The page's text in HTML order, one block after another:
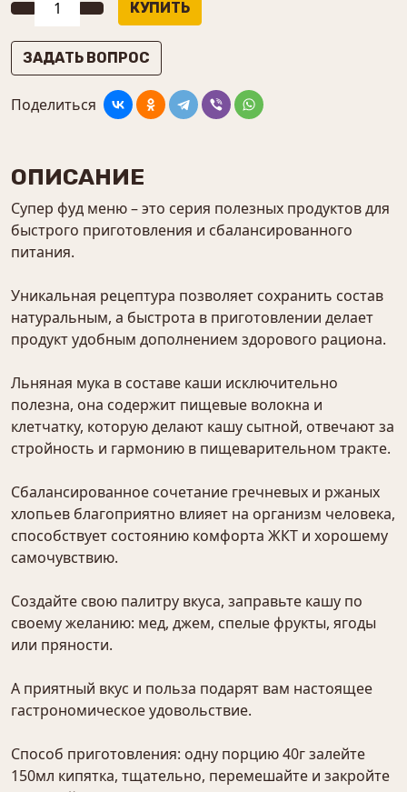
ЗАДАТЬ ВОПРОС
Поделиться
ОПИСАНИЕ
Супер фуд меню – это серия полезных продуктов для
быстрого приготовления и сбалансированного
питания.
Уникальная рецептура позволяет сохранить состав
натуральным, а быстрота в приготовлении делает
продукт удобным дополнением здорового рациона.
Льняная мука в составе каши исключительно
полезна, она содержит пищевые волокна и
клетчатку, которую делают кашу сытной, отвечают за
стройность и гармонию в пищеварительном тракте.
Сбалансированное сочетание гречневых и ржаных
хлопьев благоприятно влияет на организм человека,
способствует состоянию комфорта ЖКТ и хорошему
самочувствию.
Создайте свою палитру вкуса, заправьте кашу по
своему желанию: мед, джем, спелые фрукты, ягоды
или пряности.
А приятный вкус и польза подарят вам настоящее
гастрономическое удовольствие.
Способ приготовления: одну порцию 40г залейте
150мл кипятка, тщательно, перемешайте и закройте